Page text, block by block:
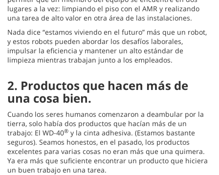
lugares a la vez: limpiando el piso con el AMR y realizando
una tarea de alto valor en otra área de las instalaciones.
Nada dice “estamos viviendo en el futuro” más que un robot,
y estos robots pueden abordar los desafíos laborales,
impulsar la eficiencia y mantener un alto estándar de
limpieza mientras trabajan junto a los empleados.
2. Productos que hacen más de
una cosa bien.
Cuando los seres humanos comenzaron a deambular por la
tierra, solo había dos productos que hacían más de un
trabajo: El WD-40® y la cinta adhesiva. (Estamos bastante
seguros). Seamos honestos, en el pasado, los productos
excelentes para varias cosas no eran más que una quimera.
Ya era más que suficiente encontrar un producto que hiciera
un buen trabajo en una tarea.